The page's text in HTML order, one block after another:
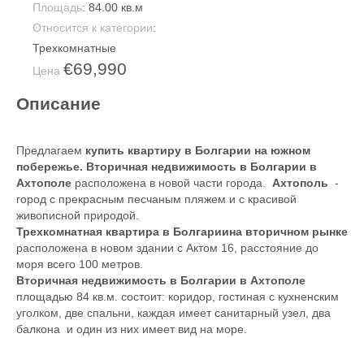
Площадь: 84.00 кв.м
Относится к категории:
Трехкомнатные
Цена €69,990
Описание
Предлагаем купить квартиру в Болгарии на южном
побережье. Вторичная недвижимость в Болгарии в
Ахтополе расположена в новой части города. Ахтополь -
город с прекрасным песчаным пляжем и с красивой
живописной природой.
Трехкомнатная квартира в Болгариина вторичном рынке
расположена в новом здании с Актом 16, расстояние до
моря всего 100 метров.
Вторичная недвижимость в Болгарии в Ахтополе
площадью 84 кв.м. состоит: коридор, гостиная с кухненским
уголком, две спальни, каждая имеет санитарный узел, два
балкона и один из них имеет вид на море.